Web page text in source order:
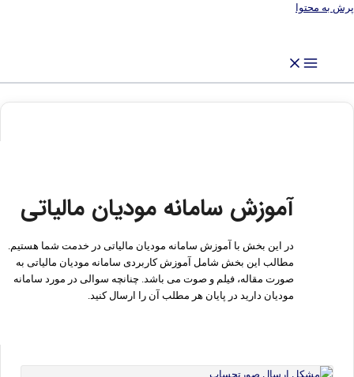
پرش به محتوا
آموزش سامانه مودیان مالیاتی
در این بخش با آموزش سامانه مودیان مالیاتی در خدمت شما هستیم.
مطالب این بخش شامل آموزش کاربردی سامانه مودیان مالیاتی به
صورت مقاله، فیلم و صوت می باشد. چنانچه سوالی در مورد سامانه
مودیان دارید در پایان هر مطلب آن را ارسال کنید.